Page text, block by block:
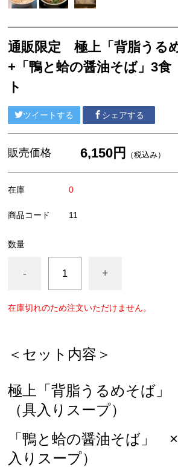
通販限定 極上「背脂うる
+「鴨と蛤の醤油そば」3
ト
ツイートする シェアする
販売価格 6,150円 （税込み）
在庫 0
商品コード 11
数量
- +
在庫切れのため注文いただけません。
＜セット内容＞
極上「背脂うるめそば
（具入りスープ）
「鴨と蛤の醤油そば」
入りスープ）